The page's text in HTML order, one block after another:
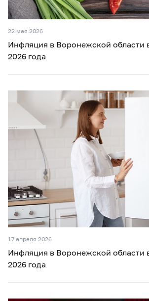
22 мая 2026
Инфляция в Воронежской области
2026 года
17 апреля 2026
Инфляция в Воронежской области
2026 года